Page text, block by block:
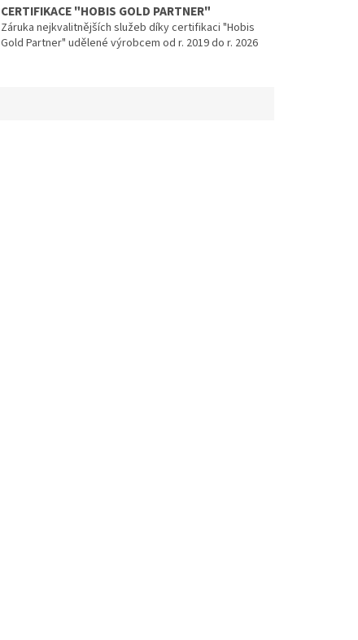
CERTIFIKACE "HOBIS GOLD PARTNER"
Záruka nejkvalitnějších služeb díky certifikaci "Hobis
Gold Partner" udělené výrobcem od r. 2019 do r. 2026